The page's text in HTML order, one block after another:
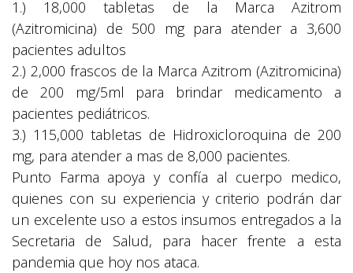
1.) 18,000 tabletas de la Marca Azitrom
(Azitromicina) de 500 mg para atender a 3,600
pacientes adultos
2.) 2,000 frascos de la Marca Azitrom (Azitromicina)
de 200 mg/5ml para brindar medicamento a
pacientes pediátricos.
3.) 115,000 tabletas de Hidroxicloroquina de 200
mg, para atender a mas de 8,000 pacientes.
Punto Farma apoya y confía al cuerpo medico,
quienes con su experiencia y criterio podrán dar
un excelente uso a estos insumos entregados a la
Secretaria de Salud, para hacer frente a esta
pandemia que hoy nos ataca.